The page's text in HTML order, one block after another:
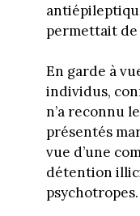
permettait
En garde à
individus,
n’a reconnu
présentés
vue d’une
détention
psychotropes.